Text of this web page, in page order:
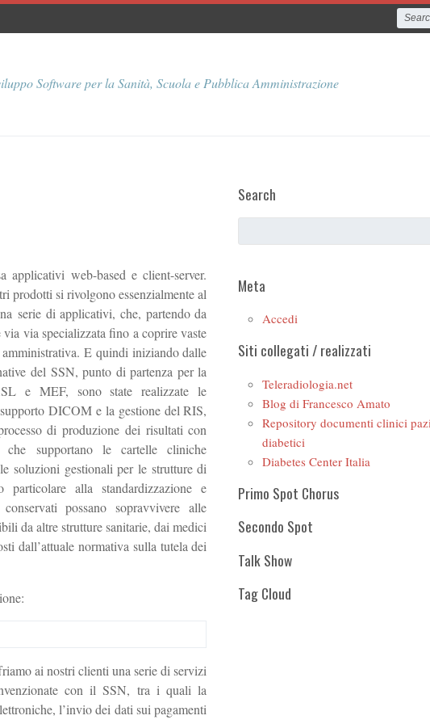
Software per la Sanità, Scuola e Pubblica Amministrazione
applicativi web-based e client-server.
prodotti si rivolgono essenzialmente al
serie di applicativi, che, partendo da
via specializzata fino a coprire vaste
E quindi iniziando dalle
del SSN, punto di partenza per la
e MEF, sono state realizzate le
DICOM e la gestione del RIS,
di produzione dei risultati con
che supportano le cartelle cliniche
soluzioni gestionali per le strutture di
alla standardizzazione e
possano sopravvivere alle
da altre strutture sanitarie, dai medici
dall’attuale normativa sulla tutela dei
ai nostri clienti una serie di servizi
con il SSN, tra i quali la
l’invio dei dati sui pagamenti
Search
Meta
Accedi
Siti collegati / realizzati
Teleradiologia.net
Blog di Francesco Amato
Repository documenti clinici
diabetici
Diabetes Center Italia
Primo Spot Chorus
Secondo Spot
Talk Show
Tag Cloud